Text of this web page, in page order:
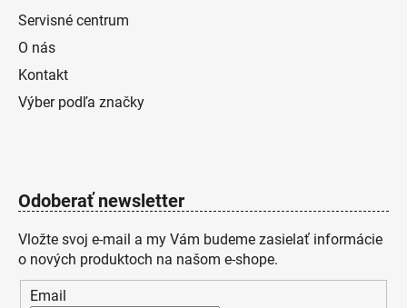
Servisné centrum
O nás
Kontakt
Výber podľa značky
Odoberať newsletter
Vložte svoj e-mail a my Vám budeme zasielať informácie
o nových produktoch na našom e-shope.
Email